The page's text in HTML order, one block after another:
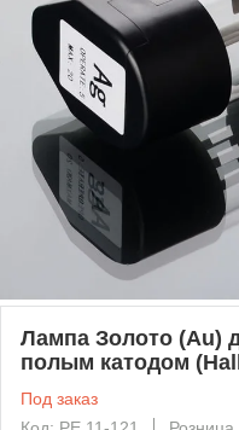
Лампа Золото (Au)
полым катодом
Под заказ